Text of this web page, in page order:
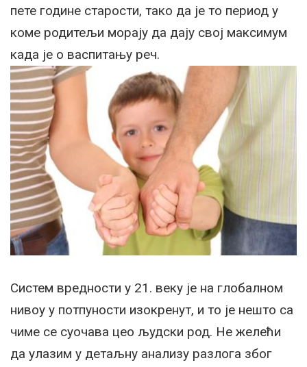
пете године старости, тако да је то период у
коме родитељи морају да дају свој максимум
када је о васпитању реч.
Систем вредности у 21. веку је на глобалном
нивоу у потпуности изокренут, и то је нешто са
чиме се суочава цео људски род. Не желећи
да улазим у детаљну анализу разлога због